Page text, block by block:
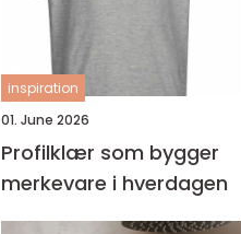
inspiration
01. June 2026
Profilklær som bygger
merkevare i hverdagen